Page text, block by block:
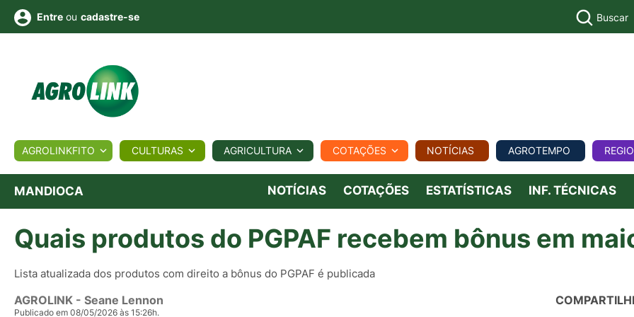
BIOLÓGICOS COTAÇÕES NOTÍCIAS AGROTEMPO REGIONAL COMERCIAL AGROVIAGENS
Conversor Colunistas Eventos
Fotos
e
Vídeos
Entre ou cadastre-se Buscar
AGROLINKFITO CULTURAS AGRICULTURA COTAÇÕES NOTÍCIAS AGROTEMPO
MANDIOCA NOTÍCIAS COTAÇÕES ESTATÍSTICAS INF. TÉCNICAS
Quais produtos do PGPAF recebem bônus em
Lista atualizada dos produtos com direito a bônus do PGPAF é publicada
AGROLINK - Seane Lennon
Publicado em 08/05/2026 às 15:26h.